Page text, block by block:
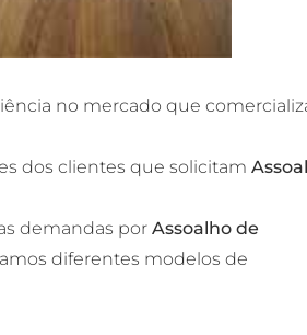
no mercado que
dos clientes que solicitam
demandas porAssoalho de
diferentes modelos de